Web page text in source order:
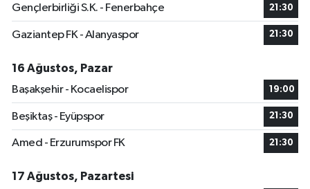
Gençlerbirliği S.K. - Fenerbahçe 21:30
Gaziantep FK - Alanyaspor 21:30
16 Ağustos, Pazar
Başakşehir - Kocaelispor
19:00
Beşiktaş - Eyüpspor 21:30
Amed - Erzurumspor FK 21:30
17 Ağustos, Pazartesi